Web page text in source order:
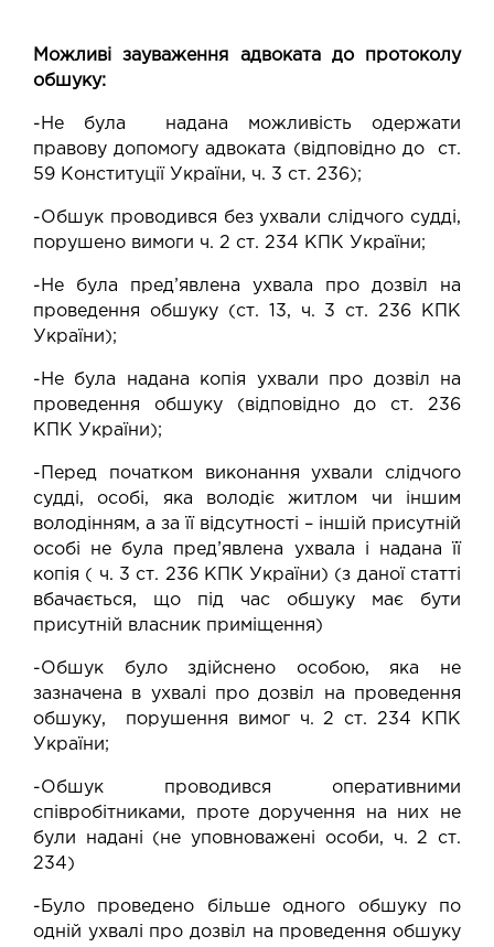
Можливі зауваження адвоката до протоколу
обшуку:
-Не була надана можливість одержати
правову допомогу адвоката (відповідно до ст.
59 Конституції України, ч. 3 ст. 236);
-Обшук проводився без ухвали слідчого судді,
порушено вимоги ч. 2 ст. 234 КПК України;
-Не була пред’явлена ухвала про дозвіл на
проведення обшуку (ст. 13, ч. 3 ст. 236 КПК
України);
-Не була надана копія ухвали про дозвіл на
проведення обшуку (відповідно до ст. 236
КПК України);
-Перед початком виконання ухвали слідчого
судді, особі, яка володіє житлом чи іншим
володінням, а за її відсутності – іншій присутній
особі не була пред’явлена ухвала і надана її
копія ( ч. 3 ст. 236 КПК України) (з даної статті
вбачається, що під час обшуку має бути
присутній власник приміщення)
-Обшук було здійснено особою, яка не
зазначена в ухвалі про дозвіл на проведення
обшуку, порушення вимог ч. 2 ст. 234 КПК
України;
-Обшук проводився оперативними
співробітниками, проте доручення на них не
були надані (не уповноважені особи, ч. 2 ст.
234)
-Було проведено більше одного обшуку по
одній ухвалі про дозвіл на проведення обшуку